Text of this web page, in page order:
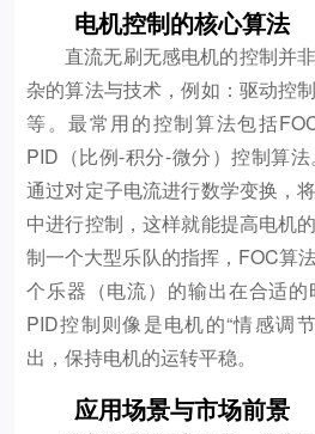
电机控制的核心算法
直流无刷无感电机的控制并
杂的算法与技术，例如：驱动控
等。最常用的控制算法包括
PID（比例-积分-微分）控制算
通过对定子电流进行数学变换，
中进行控制，这样就能提高电机
制一个大型乐队的指挥，FOC算
个乐器（电流）的输出在合适
PID控制则像是电机的“情感调
出，保持电机的运转平稳。
应用场景与市场前景